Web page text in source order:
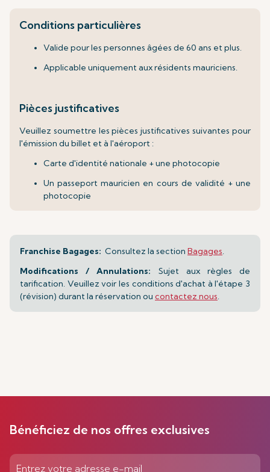
Conditions particulières
Valide pour les personnes âgées de 60 ans et plus.
Applicable uniquement aux résidents mauriciens.
Pièces justificatives
Veuillez soumettre les pièces justificatives suivantes pour
l'émission du billet et à l'aéroport :
Carte d'identité nationale + une photocopie
Un passeport mauricien en cours de validité + une
photocopie
Franchise Bagages: Consultez la section Bagages.
Modifications / Annulations: Sujet aux règles de
tarification. Veuillez voir les conditions d'achat à l'étape 3
(révision) durant la réservation ou contactez nous.
Bénéficiez de nos offres exclusives